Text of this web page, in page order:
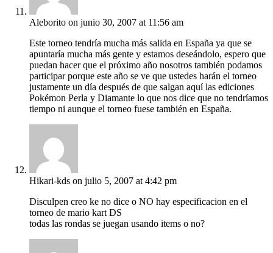
Aleborito on junio 30, 2007 at 11:56 am
Este torneo tendría mucha más salida en España ya que se
apuntaría mucha más gente y estamos deseándolo, espero que
puedan hacer que el próximo año nosotros también podamos
participar porque este año se ve que ustedes harán el torneo
justamente un día después de que salgan aquí las ediciones
Pokémon Perla y Diamante lo que nos dice que no tendríamos
tiempo ni aunque el torneo fuese también en España.
Hikari-kds on julio 5, 2007 at 4:42 pm
Disculpen creo ke no dice o NO hay especificacion en el
torneo de mario kart DS
todas las rondas se juegan usando items o no?